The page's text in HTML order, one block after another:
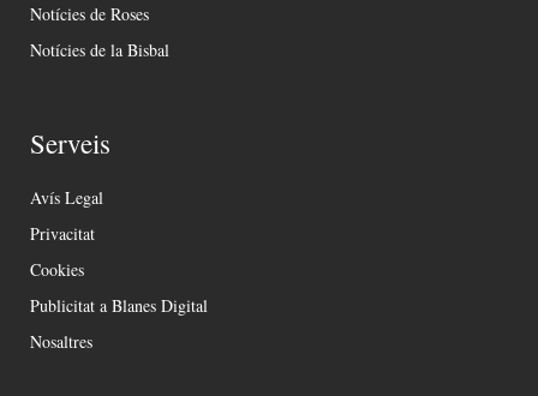
Notícies de Roses
Notícies de la Bisbal
Serveis
Avís Legal
Privacitat
Cookies
Publicitat a Blanes Digital
Nosaltres